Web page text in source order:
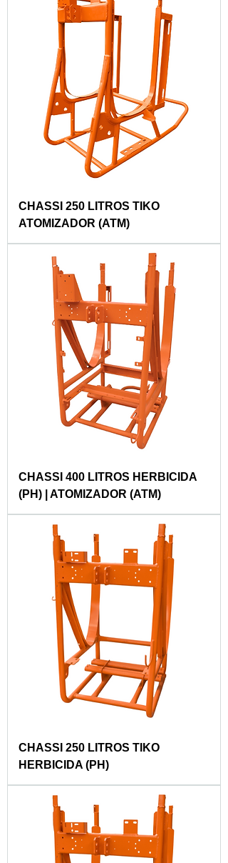
CHASSI 250 LITROS TIKO
ATOMIZADOR (ATM)
CHASSI 400 LITROS HERBICIDA
(PH) | ATOMIZADOR (ATM)
CHASSI 250 LITROS TIKO
HERBICIDA (PH)